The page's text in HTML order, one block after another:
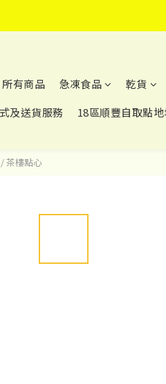
所有商品 急凍食品 乾貨
及送貨服務
18區順豐自取點
/茶樓點心